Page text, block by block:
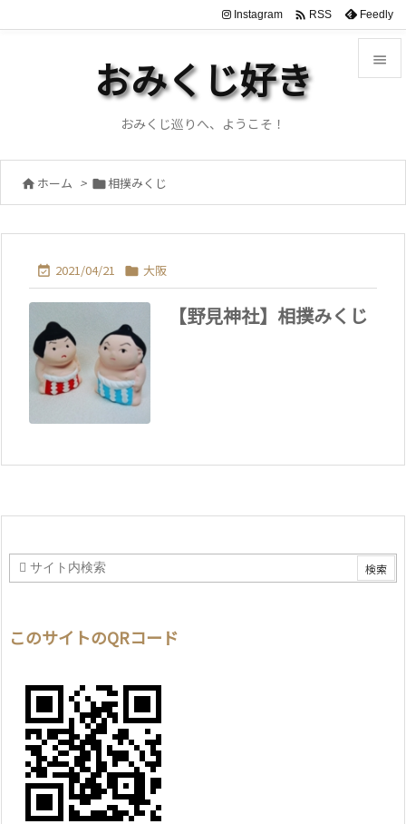

サイド

Instagram  RSS Feedly
おみくじ好き
おみくじ巡りへ、ようこそ！
 ホーム > 相撲みくじ
 2021/04/21  大阪
【野見神社】相撲みくじ
このサイトのQRコード